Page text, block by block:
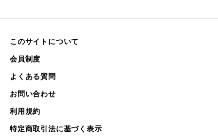
このサイトについて
会員制度
よくある質問
お問い合わせ
利用規約
特定商取引法に基づく表示